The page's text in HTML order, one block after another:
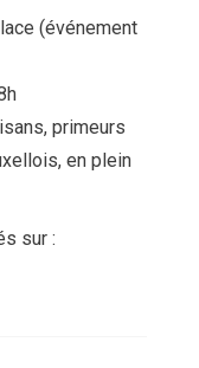
(événement
primeurs
en plein
sur :